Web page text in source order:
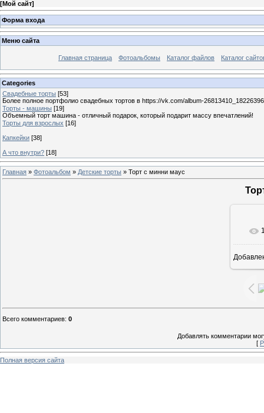
[Мой сайт]
Форма входа
Меню сайта
Главная страница Фотоальбомы Каталог файлов Каталог
Categories
Свадебные торты [53]
Более полное портфолио свадебных тортов в https://vk.com/album-
Торты - машины [19]
Объемный торт машина - отличный подарок, который подарит массу впечатлений!
Торты для взрослых [16]
Капкейки [38]
А что внутри? [18]
Главная » Фотоальбом » Детские торты » Торт с минни маус
Всего комментариев: 0
Добавлять комментарии
[
Полная версия сайта